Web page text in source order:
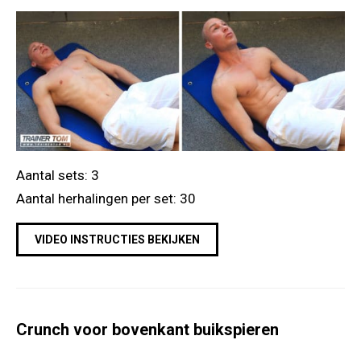
Aantal sets: 3
Aantal herhalingen per set: 30
VIDEO INSTRUCTIES BEKIJKEN
Crunch voor bovenkant buikspieren